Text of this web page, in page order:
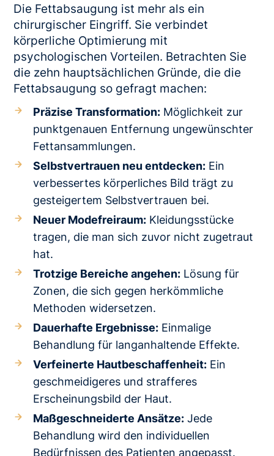
Die Fettabsaugung ist mehr als ein
chirurgischer Eingriff. Sie verbindet
körperliche Optimierung mit
psychologischen Vorteilen. Betrachten Sie
die zehn hauptsächlichen Gründe, die die
Fettabsaugung so gefragt machen:
Präzise Transformation: Möglichkeit zur
punktgenauen Entfernung ungewünschter
Fettansammlungen.
Selbstvertrauen neu entdecken: Ein
verbessertes körperliches Bild trägt zu
gesteigertem Selbstvertrauen bei.
Neuer Modefreiraum: Kleidungsstücke
tragen, die man sich zuvor nicht zugetraut
hat.
Trotzige Bereiche angehen: Lösung für
Zonen, die sich gegen herkömmliche
Methoden widersetzen.
Dauerhafte Ergebnisse: Einmalige
Behandlung für langanhaltende Effekte.
Verfeinerte Hautbeschaffenheit: Ein
geschmeidigeres und strafferes
Erscheinungsbild der Haut.
Maßgeschneiderte Ansätze: Jede
Behandlung wird den individuellen
Bedürfnissen des Patienten angepasst.